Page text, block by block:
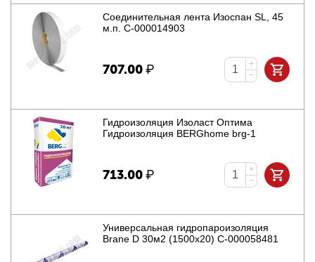
Соединительная лента Изоспан SL, 45
м.п. С-000014903
707.00₽
+
−
Гидроизоляция Изоласт Оптима
Гидроизоляция BERGhome brg-1
713.00₽
+
−
Универсальная гидропароизоляция
Brane D 30м2 (1500х20) С-000058481